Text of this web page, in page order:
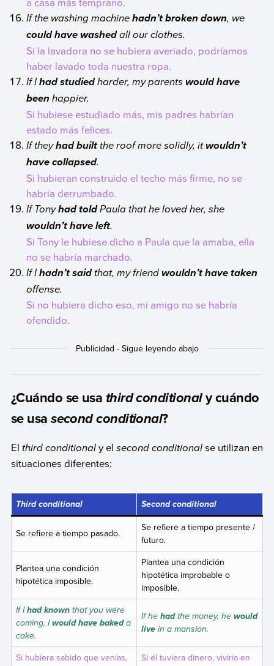
If the washing machinehadn’t broken down, we
could have washedall our clothes.
Si la lavadora no se hubiera averiado, podríamos
haber lavado toda nuestra ropa.
If Ihad studiedharder, my parents would have
beenhappier.
Si hubiese estudiado más, mis padres habrían
estado más felices.
If theyhad built the roof more solidly, it wouldn’t
have collapsed.
Si hubieran construido el techo más firme, no se
habría derrumbado.
If Tonyhad toldPaula that he loved her, she
wouldn’t have left.
Si Tony le hubiese dicho a Paula que la amaba, ella
no se habría marchado.
If Ihadn’t said that, my friend wouldn’t have taken
offense.
Si no hubiera dicho eso, mi amigo no se habría
ofendido.
¿Cuándo se usa third conditionaly cuándo
se usasecond conditional?
El third conditionaly el second conditionalse utilizan en
situaciones diferentes:
Third conditional Second conditional
Se refiere a tiempo pasado.
Se refiere a tiempo presente /
futuro.
Plantea una condición
hipotética imposible.
Plantea una condición
hipotética improbable o
imposible.
If Ihad knownthat you were
coming, Iwould have bakeda
cake.
If he hadthe money, he would
livein a mansion.
Si hubiera sabido que venías,
Si él tuviera dinero, viviría en